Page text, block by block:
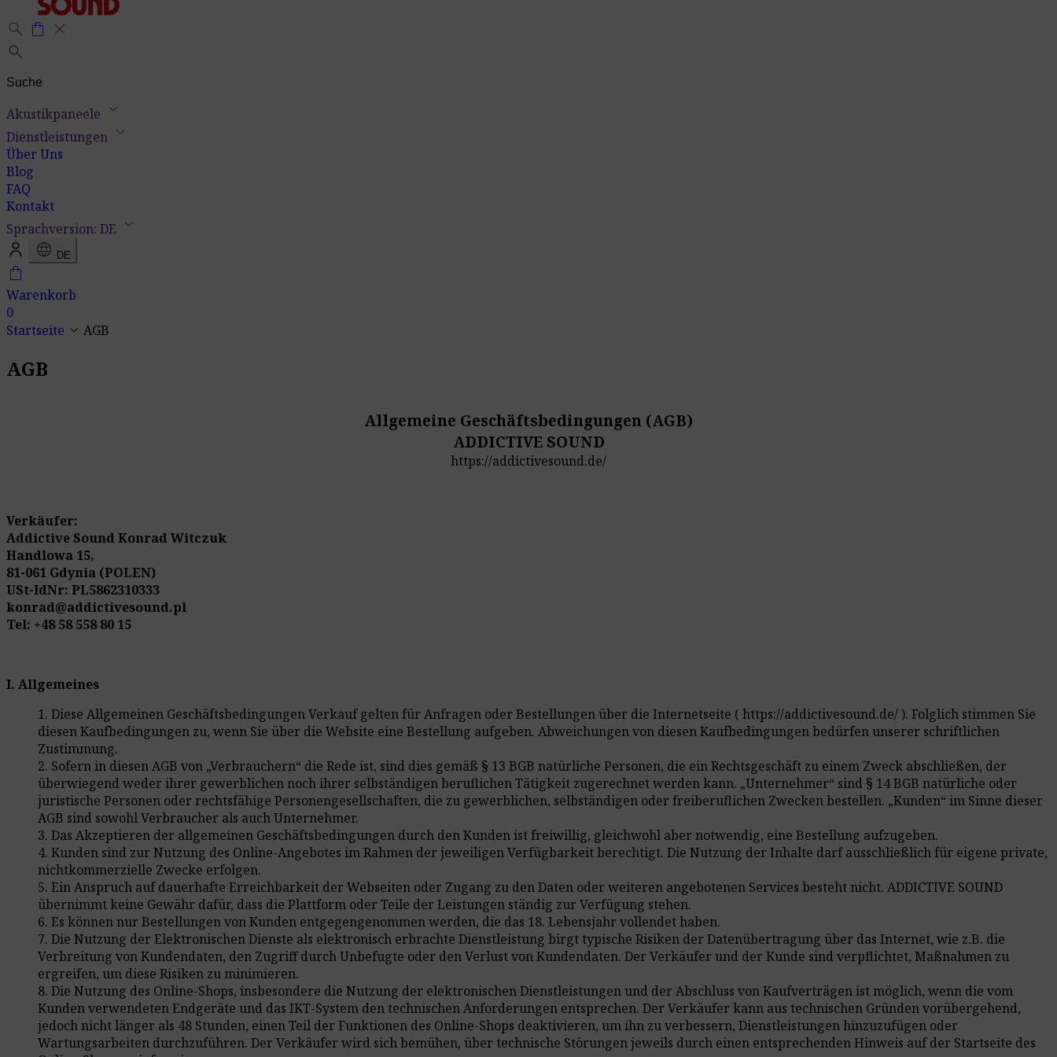
search shopping_bag close
search
Akustikpaneele keyboard_arrow_down
Dienstleistungen keyboard_arrow_down
Über Uns
Blog
FAQ
Kontakt
Sprachversion: DE keyboard_arrow_down
language DE
shopping_bag
Warenkorb
0
Startseite keyboard_arrow_down AGB
AGB
Allgemeine Geschäftsbedingungen (AGB)
ADDICTIVE SOUND
https://addictivesound.de/
Verkäufer:
Addictive Sound Konrad Witczuk
Handlowa 15,
81-061 Gdynia (POLEN)
USt-IdNr: PL5862310333
konrad@addictivesound.pl
Tel: +48 58 558 80 15
I. Allgemeines
1. Diese Allgemeinen Geschäftsbedingungen Verkauf gelten für Anfragen oder Bestellungen über die Internetseite ( https://addictivesound.de/ ). Folglich stimmen Sie
diesen Kaufbedingungen zu, wenn Sie über die Website eine Bestellung aufgeben. Abweichungen von diesen Kaufbedingungen bedürfen unserer schriftlichen
Zustimmung.
2. Sofern in diesen AGB von „Verbrauchern“ die Rede ist, sind dies gemäß § 13 BGB natürliche Personen, die ein Rechtsgeschäft zu einem Zweck abschließen, der
überwiegend weder ihrer gewerblichen noch ihrer selbständigen beruflichen Tätigkeit zugerechnet werden kann. „Unternehmer“ sind § 14 BGB natürliche oder
juristische Personen oder rechtsfähige Personengesellschaften, die zu gewerblichen, selbständigen oder freiberuflichen Zwecken bestellen. „Kunden“ im Sinne dieser
AGB sind sowohl Verbraucher als auch Unternehmer.
3. Das Akzeptieren der allgemeinen Geschäftsbedingungen durch den Kunden ist freiwillig, gleichwohl aber notwendig, eine Bestellung aufzugeben.
4. Kunden sind zur Nutzung des Online-Angebotes im Rahmen der jeweiligen Verfügbarkeit berechtigt. Die Nutzung der Inhalte darf ausschließlich für eigene private,
nichtkommerzielle Zwecke erfolgen.
5. Ein Anspruch auf dauerhafte Erreichbarkeit der Webseiten oder Zugang zu den Daten oder weiteren angebotenen Services besteht nicht. ADDICTIVE SOUND
übernimmt keine Gewähr dafür, dass die Plattform oder Teile der Leistungen ständig zur Verfügung stehen.
6. Es können nur Bestellungen von Kunden entgegengenommen werden, die das 18. Lebensjahr vollendet haben.
7. Die Nutzung der Elektronischen Dienste als elektronisch erbrachte Dienstleistung birgt typische Risiken der Datenübertragung über das Internet, wie z.B. die
Verbreitung von Kundendaten, den Zugriff durch Unbefugte oder den Verlust von Kundendaten. Der Verkäufer und der Kunde sind verpflichtet, Maßnahmen zu
ergreifen, um diese Risiken zu minimieren.
8. Die Nutzung des Online-Shops, insbesondere die Nutzung der elektronischen Dienstleistungen und der Abschluss von Kaufverträgen ist möglich, wenn die vom
Kunden verwendeten Endgeräte und das IKT-System den technischen Anforderungen entsprechen. Der Verkäufer kann aus technischen Gründen vorübergehend,
jedoch nicht länger als 48 Stunden, einen Teil der Funktionen des Online-Shops deaktivieren, um ihn zu verbessern, Dienstleistungen hinzuzufügen oder
Wartungsarbeiten durchzuführen. Der Verkäufer wird sich bemühen, über technische Störungen jeweils durch einen entsprechenden Hinweis auf der Startseite des